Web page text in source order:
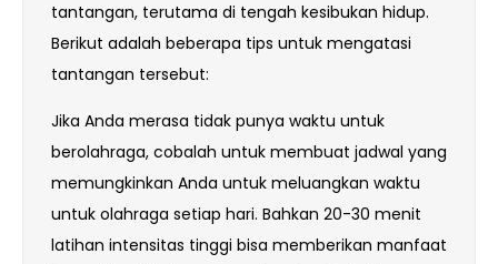
tantangan, terutama di tengah kesibukan hidup.
Berikut adalah beberapa tips untuk mengatasi
tantangan tersebut:
Jika Anda merasa tidak punya waktu untuk
berolahraga, cobalah untuk membuat jadwal yang
memungkinkan Anda untuk meluangkan waktu
untuk olahraga setiap hari. Bahkan 20-30 menit
latihan intensitas tinggi bisa memberikan manfaat